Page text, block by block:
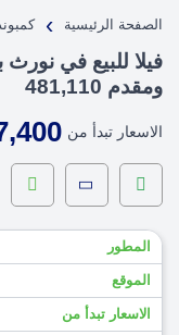
الصفحة الرئيسية ›
ومقدم 481,110
الاسعار تبدأ من
المطور
الموقع
الاسعار تبدأ من